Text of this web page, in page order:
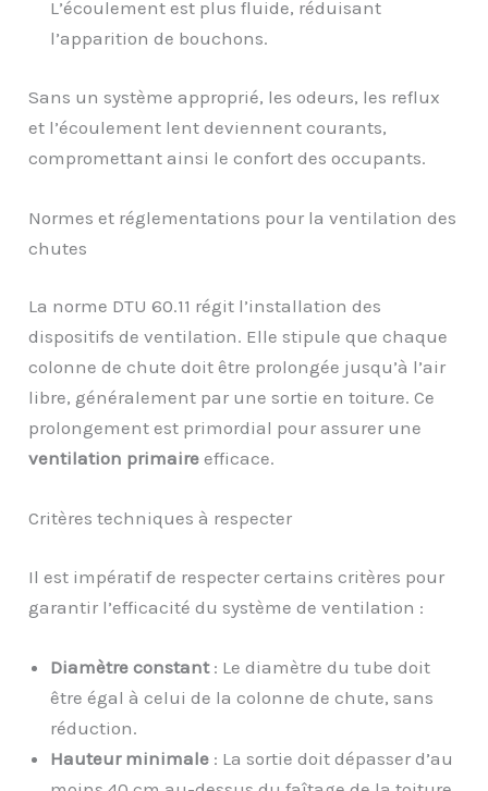
L’écoulement est plus fluide, réduisant
l’apparition de bouchons.
Sans un système approprié, les odeurs, les reflux
et l’écoulement lent deviennent courants,
compromettant ainsi le confort des occupants.
Normes et réglementations pour la ventilation des
chutes
La norme DTU 60.11 régit l’installation des
dispositifs de ventilation. Elle stipule que chaque
colonne de chute doit être prolongée jusqu’à l’air
libre, généralement par une sortie en toiture. Ce
prolongement est primordial pour assurer une
ventilation primaire efficace.
Critères techniques à respecter
Il est impératif de respecter certains critères pour
garantir l’efficacité du système de ventilation :
Diamètre constant: Le diamètre du tube doit
être égal à celui de la colonne de chute, sans
réduction.
Hauteur minimale : La sortie doit dépasser d’au